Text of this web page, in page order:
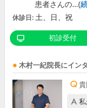
患者さんの...(
休診日: 土、日、祝
初診受付
木村一紀院長にイン
貴